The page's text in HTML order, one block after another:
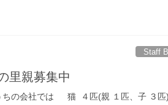
Staff
里親募集中
ちの会社では 猫 ４匹(親 １匹、子 ３匹